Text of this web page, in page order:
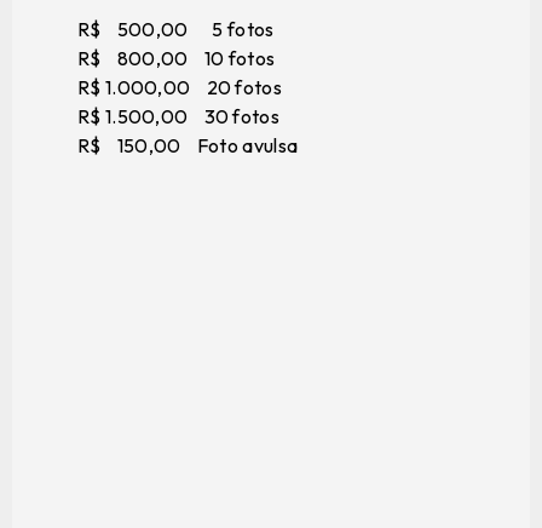
R$ 500,00 5 fotos
R$ 800,00 10 fotos
R$ 1.000,00 20 fotos
R$ 1.500,00 30 fotos
R$ 150,00 Foto avulsa